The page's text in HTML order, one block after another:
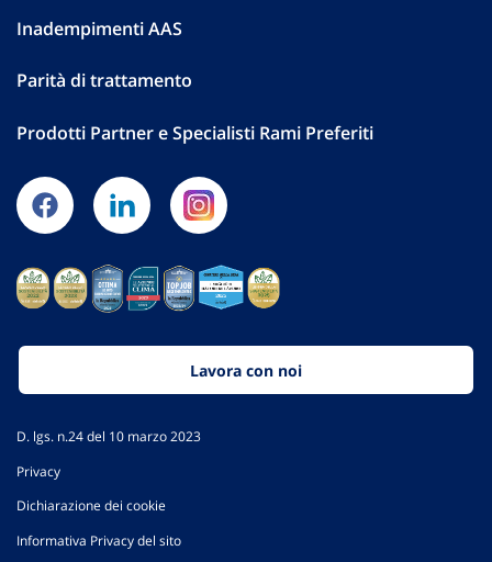
Inadempimenti AAS
Parità di trattamento
Prodotti Partner e Specialisti Rami Preferiti
Lavora con noi
D. lgs. n.24 del 10 marzo 2023
Privacy
Dichiarazione dei cookie
Informativa Privacy del sito